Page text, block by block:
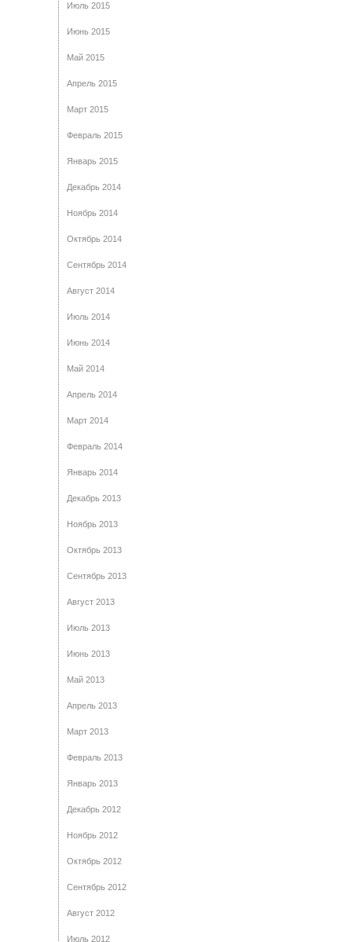
Июль 2015
Июнь 2015
Май 2015
Апрель 2015
Март 2015
Февраль 2015
Январь 2015
Декабрь 2014
Ноябрь 2014
Октябрь 2014
Сентябрь 2014
Август 2014
Июль 2014
Июнь 2014
Май 2014
Апрель 2014
Март 2014
Февраль 2014
Январь 2014
Декабрь 2013
Ноябрь 2013
Октябрь 2013
Сентябрь 2013
Август 2013
Июль 2013
Июнь 2013
Май 2013
Апрель 2013
Март 2013
Февраль 2013
Январь 2013
Декабрь 2012
Ноябрь 2012
Октябрь 2012
Сентябрь 2012
Август 2012
Июль 2012